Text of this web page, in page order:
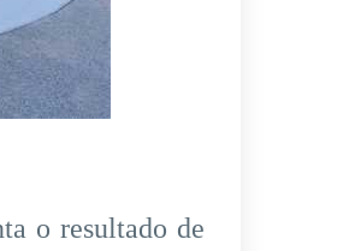
o resultado de